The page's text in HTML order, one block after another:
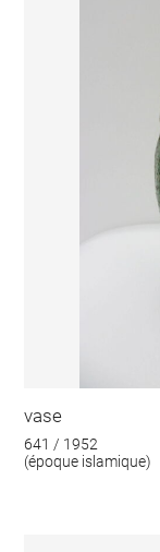
vase
641 / 1952
(époque islamique)